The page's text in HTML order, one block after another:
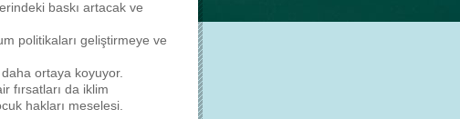
baskı artacak ve
politikaları geliştirmeye ve
ortaya koyuyor.
fırsatları da iklim
hakları meselesi.